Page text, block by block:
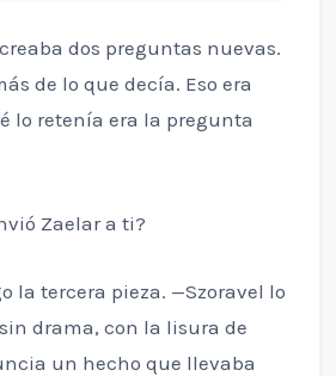
dos preguntas nuevas.
de lo que decía. Eso era
lo retenía era la pregunta
Zaelar a ti?
la tercera pieza. —Szoravel lo
drama, con la lisura de
un hecho que llevaba